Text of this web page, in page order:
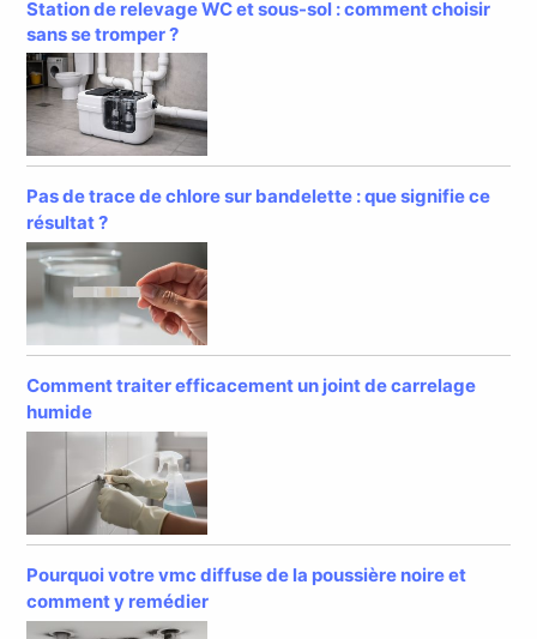
Station de relevage WC et sous-sol : comment choisir
sans se tromper ?
Pas de trace de chlore sur bandelette : que signifie ce
résultat ?
Comment traiter efficacement un joint de carrelage
humide
Pourquoi votre vmc diffuse de la poussière noire et
comment y remédier